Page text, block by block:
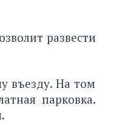
развести
въезду. На том
парковка.